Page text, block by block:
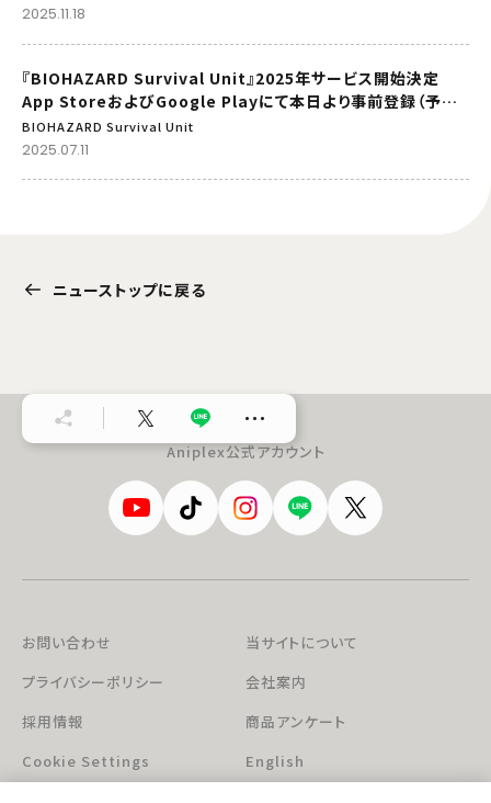
2025.11.18
『BIOHAZARD Survival Unit』2025年サービス開始決定
App StoreおよびGoogle Playにて本日より事前登録（予約
注文）を開始
BIOHAZARD Survival Unit
2025.07.11
ニューストップに戻る
…
Aniplex公式アカウント
お問い合わせ
当サイトについて
プライバシーポリシー
会社案内
採用情報
商品アンケート
Cookie Settings
English